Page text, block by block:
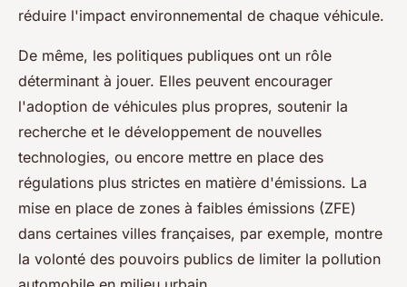
réduire l'impact environnemental de chaque véhicule.
De même, les politiques publiques ont un rôle
déterminant à jouer. Elles peuvent encourager
l'adoption de véhicules plus propres, soutenir la
recherche et le développement de nouvelles
technologies, ou encore mettre en place des
régulations plus strictes en matière d'émissions. La
mise en place de zones à faibles émissions (ZFE)
dans certaines villes françaises, par exemple, montre
la volonté des pouvoirs publics de limiter la pollution